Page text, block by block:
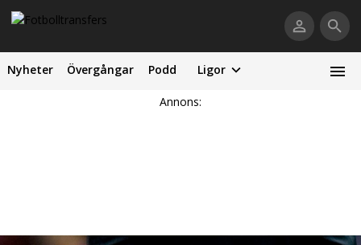
Nyheter Övergångar Podd Ligor
Annons: